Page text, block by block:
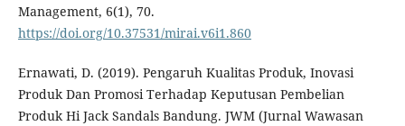
Management, 6(1), 70.
https://doi.org/10.37531/mirai.v6i1.860
Ernawati, D. (2019). Pengaruh Kualitas Produk, Inovasi
Produk Dan Promosi Terhadap Keputusan Pembelian
Produk Hi Jack Sandals Bandung. JWM (Jurnal Wawasan